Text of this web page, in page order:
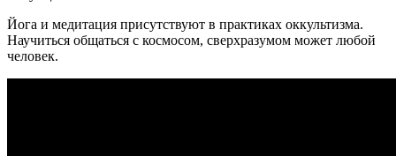
Йога и медитация присутствуют в практиках оккультизма.
Научиться общаться с космосом, сверхразумом может любой
человек.